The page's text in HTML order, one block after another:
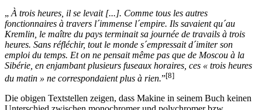
„ À trois heures, il se levait [...]. Comme tous les autres
fonctionnaires à travers l´immense l´empire. Ils savaient qu´au
Kremlin, le maître du pays terminait sa journée de travails à trois
heures. Sans réfléchir, tout le monde s´empressait d´imiter son
emploi du temps. Et on ne pensait même pas que de Moscou à la
Sibérie, en enjambant plusieurs fuseaux horaires, ces « trois heures
du matin » ne correspondaient plus à rien.”[8]
Die obigen Textstellen zeigen, dass Makine in seinem Buch keinen